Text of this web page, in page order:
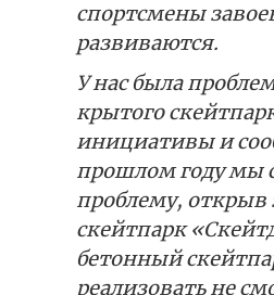
спортсмены
развиваются.
У нас была
крытого
инициативы и
прошлом году мы
проблему,
скейтпарк
бетонный
реализовать не